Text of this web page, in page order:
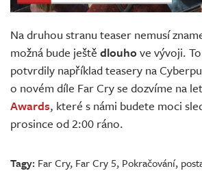
Na druhou stranu teaser nemusí
možná bude ještě dlouho ve vývoji.
potvrdily například teasery na
o novém díle Far Cry se dozvíme na
Awards, které s námi budete moci
prosince od 2:00 ráno.
Tagy: Far Cry, Far Cry 5, Pokračování,